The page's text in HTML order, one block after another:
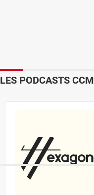
LES PODCASTS CCM